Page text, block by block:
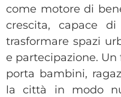
come motore di
crescita, capace
trasformare spazi
e partecipazione.
porta bambini,
la città in modo